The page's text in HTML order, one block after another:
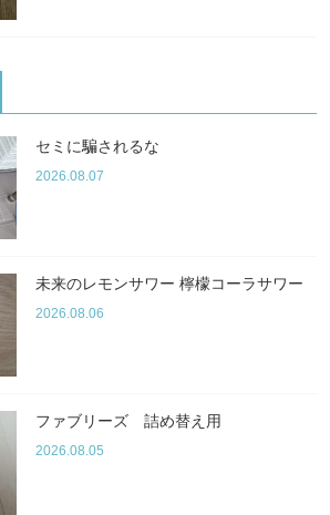
セミに騙されるな
2026.08.07
未来のレモンサワー 檸檬コーラサワー
2026.08.06
ファブリーズ 詰め替え用
2026.08.05